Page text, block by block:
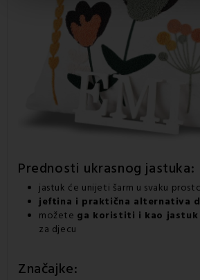
Prednosti ukrasnog jastuka:
jastuk će unijeti šarm u svaku
jeftina i praktična alternativa
možete ga koristiti i kao jastuk
za djecu
Značajke: